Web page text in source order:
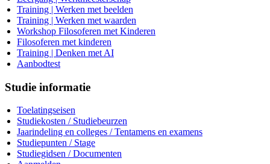
Training | Werken met beelden
Training | Werken met waarden
Workshop Filosoferen met Kinderen
Filosoferen met kinderen
Training | Denken met AI
Aanbodtest
Studie informatie
Toelatingseisen
Studiekosten / Studiebeurzen
Jaarindeling en colleges / Tentamens en examens
Studiepunten / Stage
Studiegidsen / Documenten